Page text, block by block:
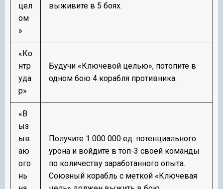
цел
ом
»
выживите в 5 боях.
«Ко
нтр
уда
р»
Будучи «Ключевой целью», потопите в
одном бою 4 корабля противника.
«В
ыз
ыв
аю
ого
нь
Получите 1 000 000 ед. потенциального
урона и войдите в топ-3 своей команды
по количеству заработанного опыта.
Союзный корабль с меткой «Ключевая